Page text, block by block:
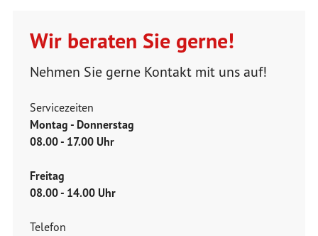
Wir beraten Sie gerne!
Nehmen Sie gerne Kontakt mit uns auf!
Servicezeiten
Montag - Donnerstag
08.00 - 17.00 Uhr
Freitag
08.00 - 14.00 Uhr
Telefon